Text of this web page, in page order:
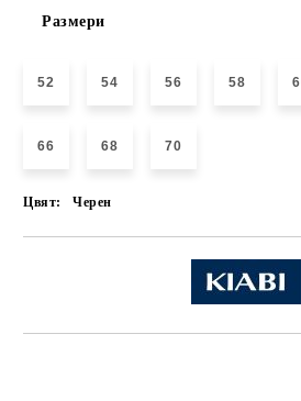
Размери
52 54 56 58
66 68 70
Цвят: Черен